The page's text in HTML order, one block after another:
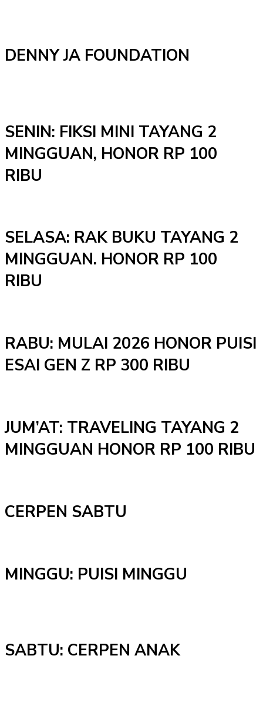
DENNY JA FOUNDATION
SENIN: FIKSI MINI TAYANG 2
MINGGUAN, HONOR RP 100
RIBU
SELASA: RAK BUKU TAYANG 2
MINGGUAN. HONOR RP 100
RIBU
RABU: MULAI 2026 HONOR PUISI
ESAI GEN Z RP 300 RIBU
JUM’AT: TRAVELING TAYANG 2
MINGGUAN HONOR RP 100 RIBU
CERPEN SABTU
MINGGU: PUISI MINGGU
SABTU: CERPEN ANAK